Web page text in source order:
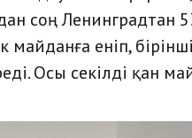
соң
майданға еніп,
Осы секілді қан